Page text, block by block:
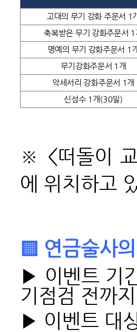
고대의 무기 강화 주문서 1
축복받은 무기 강화주문서 1
명예의 무기 강화주문서 1
무기강화주문서 1개
악세서리 강화주문서 1개
신성수 1개(30일)
※ <떠돌이
에 위치하고
▒ 연금술사
▶ 이벤트 기
기점검 전까지
▶ 이벤트 대